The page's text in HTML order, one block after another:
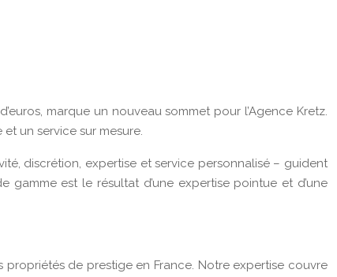
marque un nouveau sommet pour l’Agence Kretz.
un service sur mesure.
discrétion, expertise et service personnalisé – guident
est le résultat d’une expertise pointue et d’une
de prestige en France. Notre expertise couvre